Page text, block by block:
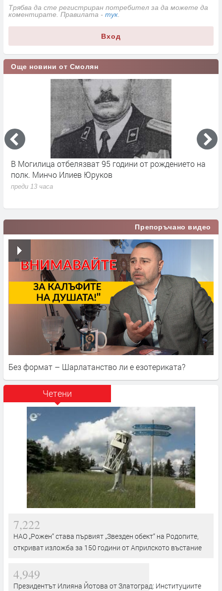
Трябва да сте регистриран потребител за да можете да
коментирате. Правилата - тук
Вход
Още новини от Смолян
В Могилица отбелязват 95 години от рождението на
полк. Минчо Илиев Юруков
преди 13 часа
Препоръчано видео
Без формат – Шарлатанство ли е езотериката?
Четени
7,222
НАО „Рожен“ става първият „Звезден обект“ на Родопите,
откриват изложба за 150 години от Априлското въстание
4,949
Президентът Илияна Йотова от Златоград: Институциите